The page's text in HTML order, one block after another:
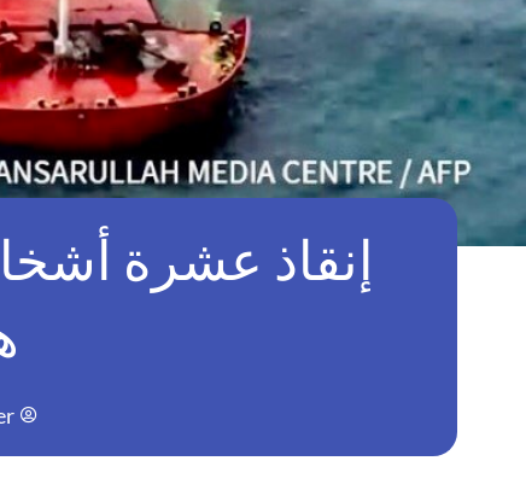
إنقاذ عشرة